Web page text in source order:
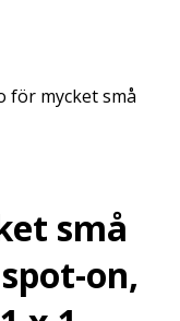
för mycket små
små
on,